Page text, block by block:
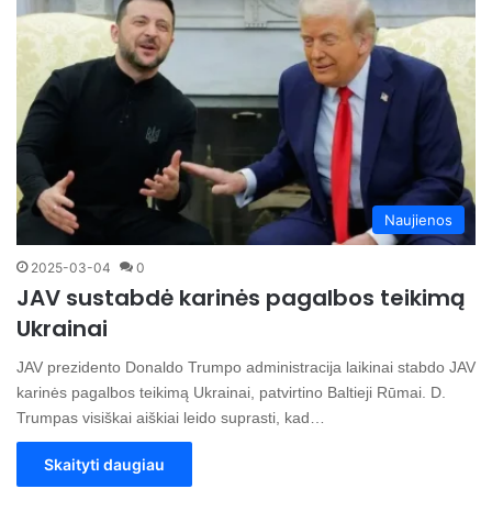
Naujienos
2025-03-04 0
JAV sustabdė karinės pagalbos teikimą
Ukrainai
JAV prezidento Donaldo Trumpo administracija laikinai stabdo JAV
karinės pagalbos teikimą Ukrainai, patvirtino Baltieji Rūmai. D.
Trumpas visiškai aiškiai leido suprasti, kad…
Skaityti daugiau